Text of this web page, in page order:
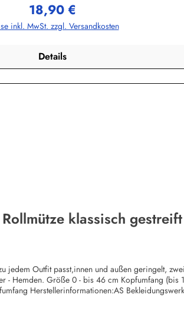
Regulärer Preis:
18,90 €
inkl. MwSt. zzgl. Versandkosten
Details
klassisch gestreift
Outfit passt,innen und außen geringelt,
- Hemden. Größe 0 - bis 46 cm Kopfumfang
Herstellerinformationen:AS